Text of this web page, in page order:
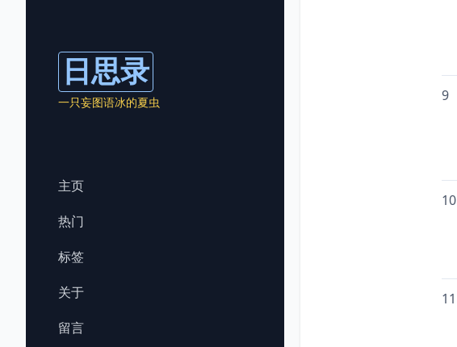
日思录
一只妄图语冰的夏虫
主页
热门
标签
关于
留言
9
10
11